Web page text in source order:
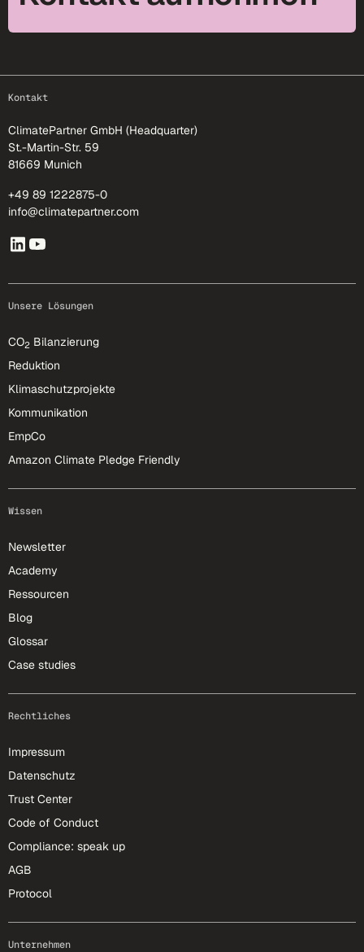
Kontakt
ClimatePartner GmbH (Headquarter)
St.-Martin-Str. 59
81669 Munich
+49 89 1222875-0
info@climatepartner.com
Unsere Lösungen
CO2 Bilanzierung
Reduktion
Klimaschutzprojekte
Kommunikation
EmpCo
Amazon Climate Pledge Friendly
Wissen
Newsletter
Academy
Ressourcen
Blog
Glossar
Case studies
Rechtliches
Impressum
Datenschutz
Trust Center
Code of Conduct
Compliance: speak up
AGB
Protocol
Unternehmen